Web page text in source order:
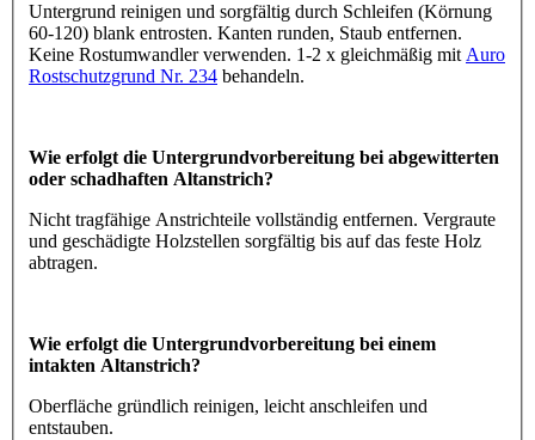
Untergrund reinigen und sorgfältig durch Schleifen (Körnung
60-120) blank entrosten. Kanten runden, Staub entfernen.
Keine Rostumwandler verwenden. 1-2 x gleichmäßig mit Auro
Rostschutzgrund Nr. 234 behandeln.
Wie erfolgt die Untergrundvorbereitung bei abgewitterten
oder schadhaften Altanstrich?
Nicht tragfähige Anstrichteile vollständig entfernen. Vergraute
und geschädigte Holzstellen sorgfältig bis auf das feste Holz
abtragen.
Wie erfolgt die Untergrundvorbereitung bei einem
intakten Altanstrich?
Oberfläche gründlich reinigen, leicht anschleifen und
entstauben.